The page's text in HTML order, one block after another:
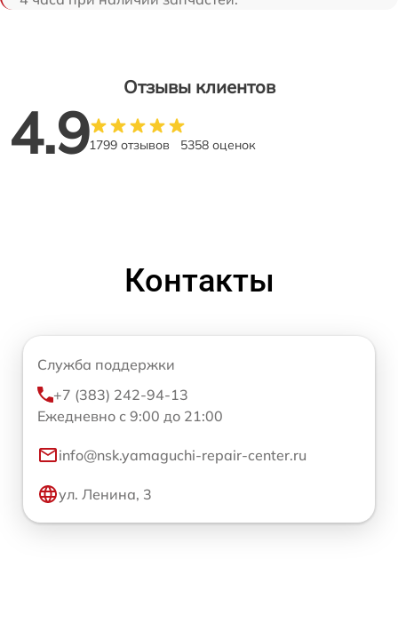
Отзывы клиентов
4.91799 отзывов 5358 оценок
Контакты
Служба поддержки
+7 (383) 242-94-13
Ежедневно с 9:00 до 21:00
info@nsk.yamaguchi-repair-center.ru
ул. Ленина, 3